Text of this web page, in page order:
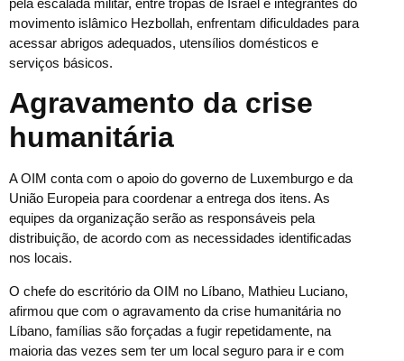
pela escalada militar, entre tropas de Israel e integrantes do
movimento islâmico Hezbollah, enfrentam dificuldades para
acessar abrigos adequados, utensílios domésticos e
serviços básicos.
Agravamento da crise
humanitária
A OIM conta com o apoio do governo de Luxemburgo e da
União Europeia para coordenar a entrega dos itens. As
equipes da organização serão as responsáveis pela
distribuição, de acordo com as necessidades identificadas
nos locais.
O chefe do escritório da OIM no Líbano, Mathieu Luciano,
afirmou que com o agravamento da crise humanitária no
Líbano, famílias são forçadas a fugir repetidamente, na
maioria das vezes sem ter um local seguro para ir e com